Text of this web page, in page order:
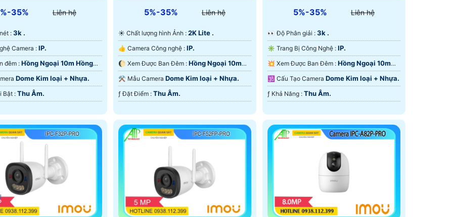
35% Liên hệ
nét : 3k .
👍 Công Nghệ Camera : IP.
🌜 Xem ban đêm : Hồng Ngoại 10m Hồng
Dome Kim loại + Nhựa.
️➲ Điểm Nỗi Bật : Thu Âm.
5%-35% Liên hệ
☀️ Chất lượng hình Ảnh : 2K Lite .
👍 Camera Công nghệ : IP.
🌔 Xem Được Ban Đêm : Hồng Ngoại 10m
Hồng Ngoại SMD.
⚒ Mẫu Camera Dome Kim loại + Nhựa.
️ƒ Đặt Điểm : Thu Âm.
5%-35% Liên hệ
️👀 Độ Phân giải : 3k .
✳️ Trang Bị Công Nghệ : IP.
💥 Xem Được Ban Đêm : Hồng Ngoại 10m
Hồng Ngoại SMD.
🕉️ Cấu Tạo Camera Dome Kim loại + Nhựa.
️ƒ Khả Năng : Thu Âm.